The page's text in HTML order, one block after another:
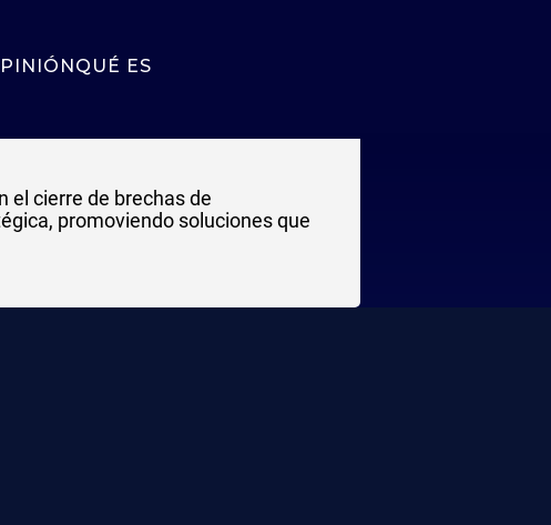
QUÉ ES
el cierre de brechas de
promoviendo soluciones que